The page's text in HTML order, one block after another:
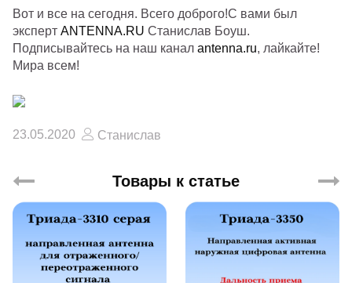
Вот и все на сегодня. Всего доброго!С вами был
эксперт ANTENNA.RU Станислав Боуш.
Подписывайтесь на наш канал antenna.ru, лайкайте!
Мира всем!
23.05.2020 Станислав
Товары к статье